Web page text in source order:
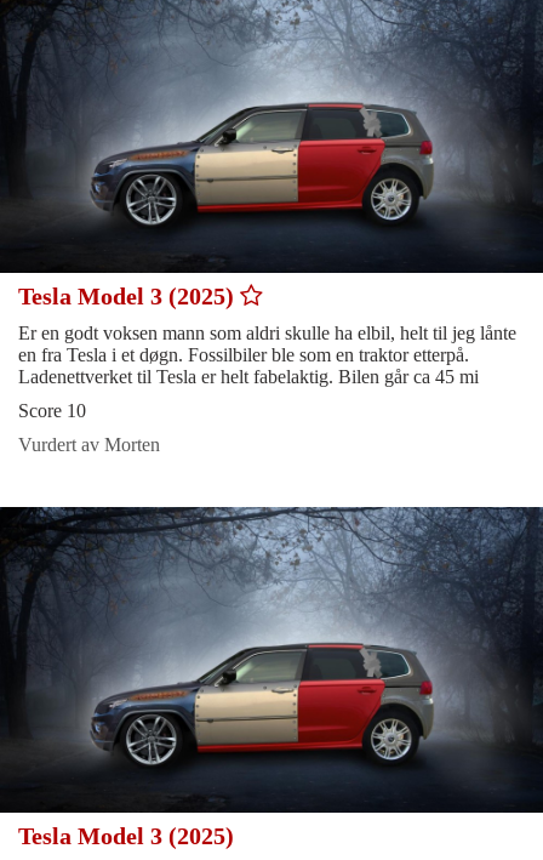
Tesla Model 3 (2025)
Er en godt voksen mann som aldri skulle ha elbil, helt til jeg lånte
en fra Tesla i et døgn. Fossilbiler ble som en traktor etterpå.
Ladenettverket til Tesla er helt fabelaktig. Bilen går ca 45 mi
Score 10
Vurdert av Morten
Tesla Model 3 (2025)